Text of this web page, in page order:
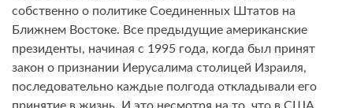
собственно о политике Соединенных Штатов на
Ближнем Востоке. Все предыдущие американские
президенты, начиная с 1995 года, когда был принят
закон о признании Иерусалима столицей Израиля,
последовательно каждые полгода откладывали его